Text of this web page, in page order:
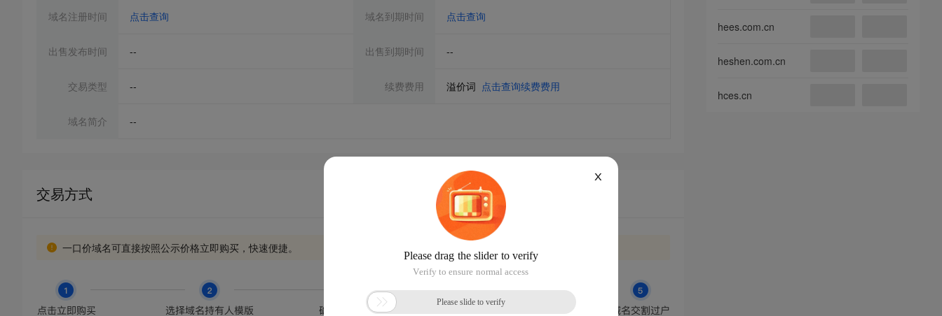
域名注册时间 点击查询 域名到期时间 点击查询
出售发布时间 -- 出售到期时间 --
交易类型 -- 续费费用 溢价词 点击查询续费费用
域名简介 --
交易方式
一口价域名可直接按照公示价格立即购买，快速便捷。
hees.com.cn
heshen.com.cn
hces.cn
X